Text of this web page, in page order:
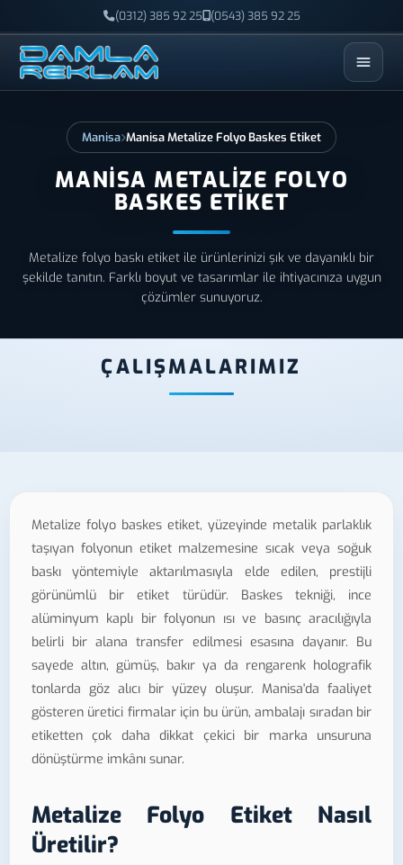
(0312) 385 92 25 (0543) 385 92 25
ESC
Manisa Manisa Metalize Folyo Baskes Etiket
MANISA METALIZE FOLYO
BASKES ETIKET
Metalize folyo baskı etiket ile ürünlerinizi şık ve dayanıklı bir
şekilde tanıtın. Farklı boyut ve tasarımlar ile ihtiyacınıza uygun
çözümler sunuyoruz.
ÇALIŞMALARIMIZ
Metalize folyo baskes etiket, yüzeyinde metalik parlaklık
taşıyan folyonun etiket malzemesine sıcak veya soğuk
baskı yöntemiyle aktarılmasıyla elde edilen, prestijli
görünümlü bir etiket türüdür. Baskes tekniği, ince
alüminyum kaplı bir folyonun ısı ve basınç aracılığıyla
belirli bir alana transfer edilmesi esasına dayanır. Bu
sayede altın, gümüş, bakır ya da rengarenk holografik
tonlarda göz alıcı bir yüzey oluşur. Manisa'da faaliyet
gösteren üretici firmalar için bu ürün, ambalajı sıradan bir
etiketten çok daha dikkat çekici bir marka unsuruna
dönüştürme imkânı sunar.
Metalize Folyo Etiket Nasıl
Üretilir?